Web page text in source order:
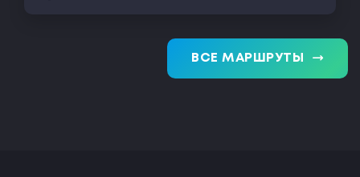
ВСЕ МАРШРУТЫ trending_flat